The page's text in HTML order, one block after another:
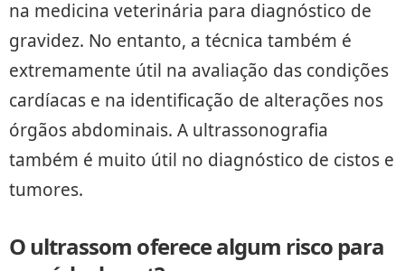
na medicina veterinária para diagnóstico de
gravidez. No entanto, a técnica também é
extremamente útil na avaliação das condições
cardíacas e na identificação de alterações nos
órgãos abdominais. A ultrassonografia
também é muito útil no diagnóstico de cistos e
tumores.
O ultrassom oferece algum risco para